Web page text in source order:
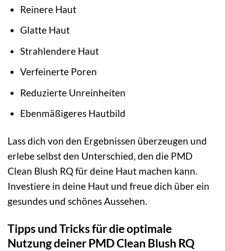
Reinere Haut
Glatte Haut
Strahlendere Haut
Verfeinerte Poren
Reduzierte Unreinheiten
Ebenmäßigeres Hautbild
Lass dich von den Ergebnissen überzeugen und
erlebe selbst den Unterschied, den die PMD
Clean Blush RQ für deine Haut machen kann.
Investiere in deine Haut und freue dich über ein
gesundes und schönes Aussehen.
Tipps und Tricks für die optimale
Nutzung deiner PMD Clean Blush RQ